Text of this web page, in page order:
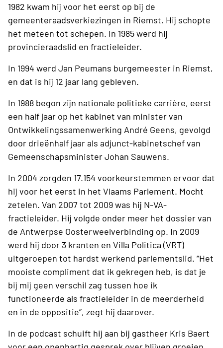
1982 kwam hij voor het eerst op bij de
gemeenteraadsverkiezingen in Riemst. Hij schopte
het meteen tot schepen. In 1985 werd hij
provincieraadslid en fractieleider.
In 1994 werd Jan Peumans burgemeester in Riemst,
en dat is hij 12 jaar lang gebleven.
In 1988 begon zijn nationale politieke carrière, eerst
een half jaar op het kabinet van minister van
Ontwikkelingssamenwerking André Geens, gevolgd
door drieënhalf jaar als adjunct-kabinetschef van
Gemeenschapsminister Johan Sauwens.
In 2004 zorgden 17.154 voorkeurstemmen ervoor dat
hij voor het eerst in het Vlaams Parlement. Mocht
zetelen. Van 2007 tot 2009 was hij N-VA-
fractieleider. Hij volgde onder meer het dossier van
de Antwerpse Oosterweelverbinding op. In 2009
werd hij door 3 kranten en Villa Politica (VRT)
uitgeroepen tot hardst werkend parlementslid. “Het
mooiste compliment dat ik gekregen heb, is dat je
bij mij geen verschil zag tussen hoe ik
functioneerde als fractieleider in de meerderheid
en in de oppositie”, zegt hij daarover.
In de podcast schuift hij aan bij gastheer Kris Baert